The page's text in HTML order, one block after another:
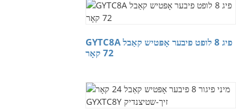
GYTC8A פיג 8 לופט פיבער אָפּטיש קאַבל
72 קאָר